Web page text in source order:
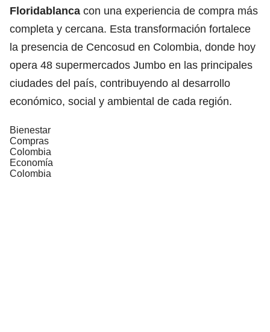
Floridablanca con una experiencia de compra más
completa y cercana. Esta transformación fortalece
la presencia de Cencosud en Colombia, donde hoy
opera 48 supermercados Jumbo en las principales
ciudades del país, contribuyendo al desarrollo
económico, social y ambiental de cada región.
Bienestar
Compras
Colombia
Economía
Colombia